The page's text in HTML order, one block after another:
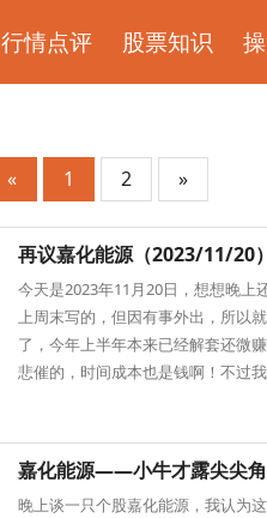
行情点评 股票知识
« 1 2 »
再议嘉化能源（2023/11/20）
今天是2023年11月20日，想想晚上
上周末写的，但因有事外出，所以
了，今年上半年本来已经解套还微
悲催的，时间成本也是钱啊！不过
嘉化能源——小牛才露尖尖角
晚上谈一只个股嘉化能源，我认为